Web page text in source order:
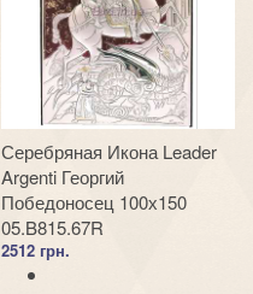
Серебряная Икона Leader
Argenti Георгий
Победоносец 100х150
05.B815.67R
2512 грн.